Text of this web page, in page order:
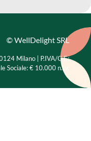
© WellDelight SRL
Milano | P.IVA/C.F.:
Sociale: € 10.000 n.i.v.